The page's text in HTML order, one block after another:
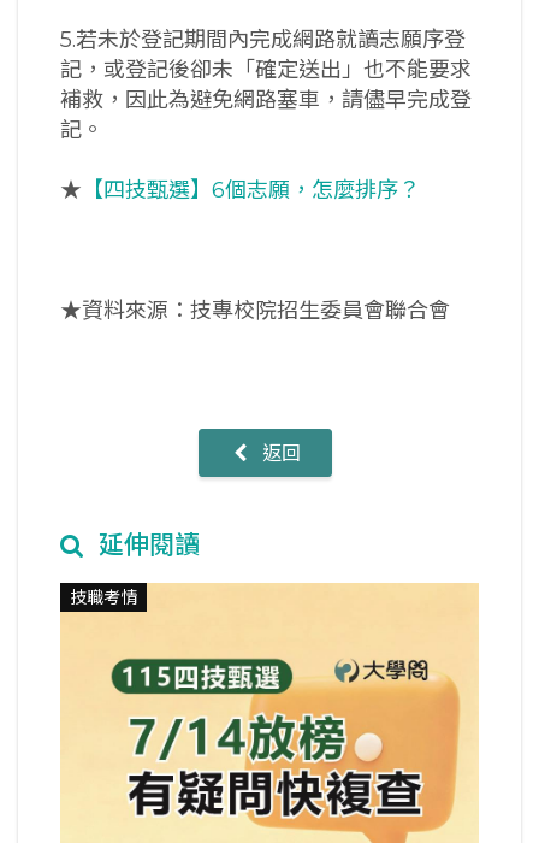
5.若未於登記期間內完成網路就讀志願序登
記，或登記後卻未「確定送出」也不能要求
補救，因此為避免網路塞車，請儘早完成登
記。
★ 【四技甄選】6個志願，怎麼排序？
★資料來源：技專校院招生委員會聯合會
返回
延伸閱讀
技職考情